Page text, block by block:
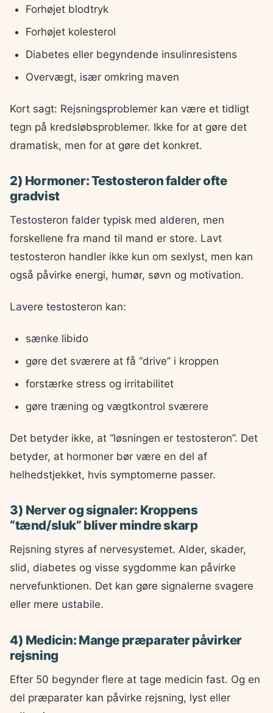
Forhøjet blodtryk
Forhøjet kolesterol
Diabetes eller begyndende insulinresistens
Overvægt, især omkring maven
Kort sagt: Rejsningsproblemer kan være et tidligt
tegn på kredsløbsproblemer. Ikke for at gøre det
dramatisk, men for at gøre det konkret.
2) Hormoner: Testosteron falder ofte
gradvist
Testosteron falder typisk med alderen, men
forskellene fra mand til mand er store. Lavt
testosteron handler ikke kun om sexlyst, men kan
også påvirke energi, humør, søvn og motivation.
Lavere testosteron kan:
sænke libido
gøre det sværere at få “drive” i kroppen
forstærke stress og irritabilitet
gøre træning og vægtkontrol sværere
Det betyder ikke, at “løsningen er testosteron”. Det
betyder, at hormoner bør være en del af
helhedstjekket, hvis symptomerne passer.
3) Nerver og signaler: Kroppens
“tænd/sluk” bliver mindre skarp
Rejsning styres af nervesystemet. Alder, skader,
slid, diabetes og visse sygdomme kan påvirke
nervefunktionen. Det kan gøre signalerne svagere
eller mere ustabile.
4) Medicin: Mange præparater påvirker
rejsning
Efter 50 begynder flere at tage medicin fast. Og en
del præparater kan påvirke rejsning, lyst eller